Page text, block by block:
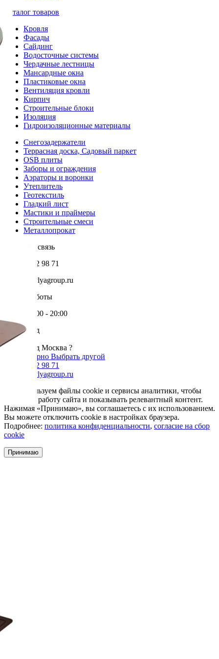
Каталог товаров
Кровля
Фасады
Сайдинг
Водосточные системы
Чердачные лестницы
Мансардные окна
Пластиковые окна
Вентиляция кровли
Кирпич
Строительные блоки
Изоляция
Гидроизоляционные материалы
Снегозадержатели
Террасная доска, Садовый паркет
OSB плиты
Заборы и ограждения
Аэраторы и воронки
Утеплитель
Геотекстиль
Гладкий лист
Мастики и праймеры
Строительные смеси
Металлопрокат
Обратная связь
+7 985 002 98 71
info@krovlyagroup.ru
Режим работы
Пн-Пт: 9:00 - 20:00
Ваш город
Москва
Ваш город Москва ?
Да, все верно Выбрать другой
+7 985 002 98 71
info@krovlyagroup.ru
Мы используем файлы cookie и сервисы аналитики, чтобы
улучшить работу сайта и показывать релевантный контент.
Нажимая «Принимаю», вы соглашаетесь с их использованием.
Вы можете отключить cookie в настройках браузера.
Подробнее: политика конфиденциальности, согласие на сбор
cookie
Принимаю